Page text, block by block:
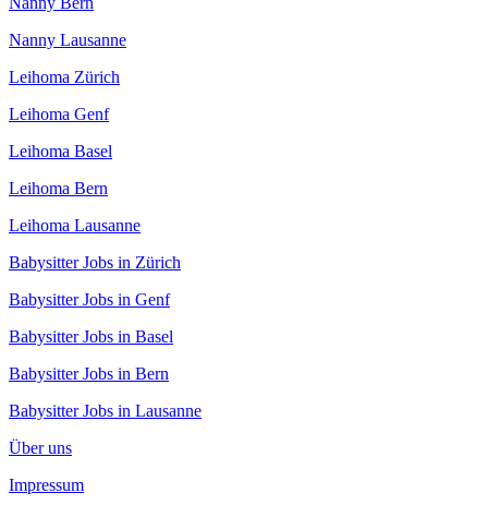
Nanny Lausanne
Leihoma Zürich
Leihoma Genf
Leihoma Basel
Leihoma Bern
Leihoma Lausanne
Babysitter Jobs in Zürich
Babysitter Jobs in Genf
Babysitter Jobs in Basel
Babysitter Jobs in Bern
Babysitter Jobs in Lausanne
Über uns
Impressum